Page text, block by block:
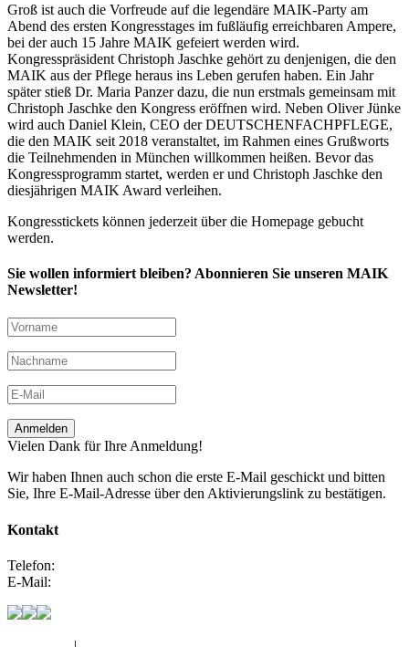
Groß ist auch die Vorfreude auf die legendäre MAIK-Party am
Abend des ersten Kongresstages im fußläufig erreichbaren Ampere,
bei der auch 15 Jahre MAIK gefeiert werden wird.
Kongresspräsident Christoph Jaschke gehört zu denjenigen, die den
MAIK aus der Pflege heraus ins Leben gerufen haben. Ein Jahr
später stieß Dr. Maria Panzer dazu, die nun erstmals gemeinsam mit
Christoph Jaschke den Kongress eröffnen wird. Neben Oliver Jünke
wird auch Daniel Klein, CEO der DEUTSCHENFACHPFLEGE,
die den MAIK seit 2018 veranstaltet, im Rahmen eines Grußworts
die Teilnehmenden in München willkommen heißen. Bevor das
Kongressprogramm startet, werden er und Christoph Jaschke den
diesjährigen MAIK Award verleihen.
Kongresstickets können jederzeit über die Homepage gebucht
werden.
Sie wollen informiert bleiben? Abonnieren Sie unseren MAIK
Newsletter!
Anmelden
Vielen Dank für Ihre Anmeldung!
Wir haben Ihnen auch schon die erste E-Mail geschickt und bitten
Sie, Ihre E-Mail-Adresse über den Aktivierungslink zu bestätigen.
Kontakt
Telefon:
E-Mail: